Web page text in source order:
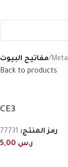
مفاتيح البيوت
Back to products
CE3
رمز المنتج: 77731
ر.س